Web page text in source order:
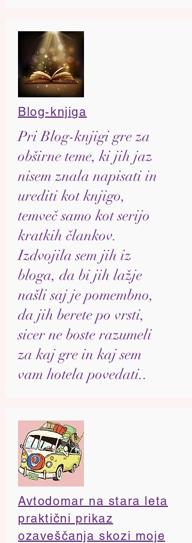
Blog-knjiga
Pri Blog-knjigi gre za
obširne teme, ki jih jaz
nisem znala napisati in
urediti kot knjigo,
temveč samo kot serijo
kratkih člankov.
Izdvojila sem jih iz
bloga, da bi jih lažje
našli saj je pomembno,
da jih berete po vrsti,
sicer ne boste razumeli
za kaj gre in kaj sem
vam hotela povedati..
Avtodomar na stara leta
praktični prikaz
ozaveščanja skozi moje